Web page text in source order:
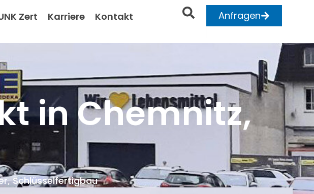
Zert Karriere Kontakt Anfragen
in Chemnitz,
,Schlüsselfertigbau